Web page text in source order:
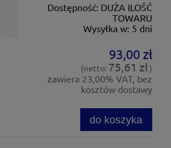
Dostępność: DUŻA ILOŚĆ
TOWARU
Wysyłka w: 5 dni
93,00 zł
(netto: 75,61 zł)
zawiera 23,00% VAT, bez
kosztów dostawy
do koszyka